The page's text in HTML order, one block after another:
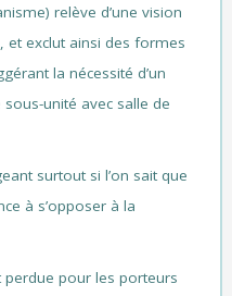
relève d’une vision
et exclut ainsi des formes
la nécessité d’un
unité avec salle de
surtout si l’on sait que
à s’opposer à la
perdue pour les porteurs